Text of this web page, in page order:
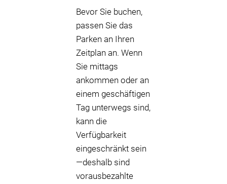
Bevor Sie buchen,
passen Sie das
Parken an Ihren
Zeitplan an. Wenn
Sie mittags
ankommen oder an
einem geschäftigen
Tag unterwegs sind,
kann die
Verfügbarkeit
eingeschränkt sein
—deshalb sind
vorausbezahlte